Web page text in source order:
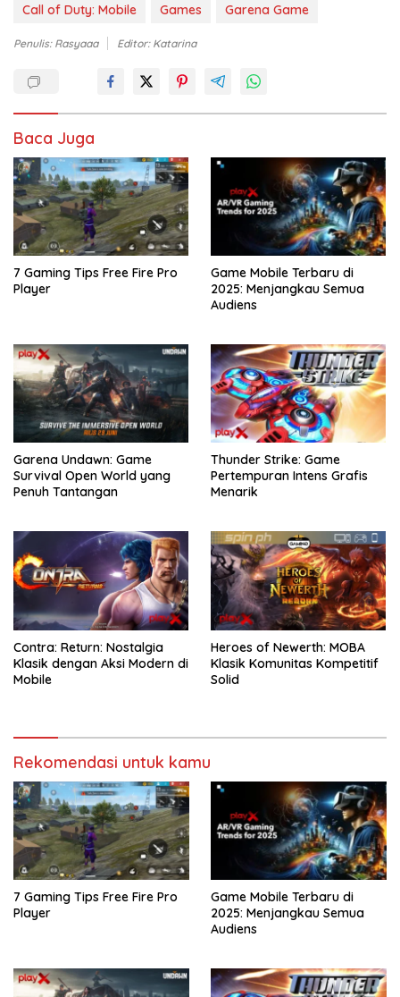
Call of Duty: Mobile Games Garena Game
Penulis: Rasyaaa Editor: Katarina
Baca Juga
7 Gaming Tips Free Fire Pro
Player
Game Mobile Terbaru di
2025: Menjangkau Semua
Audiens
Garena Undawn: Game
Survival Open World yang
Penuh Tantangan
Thunder Strike: Game
Pertempuran Intens Grafis
Menarik
Contra: Return: Nostalgia
Klasik dengan Aksi Modern di
Mobile
Heroes of Newerth: MOBA
Klasik Komunitas Kompetitif
Solid
Rekomendasi untuk kamu
7 Gaming Tips Free Fire Pro
Player
Game Mobile Terbaru di
2025: Menjangkau Semua
Audiens